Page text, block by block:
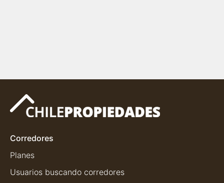
Corredores
Planes
Usuarios buscando corredores